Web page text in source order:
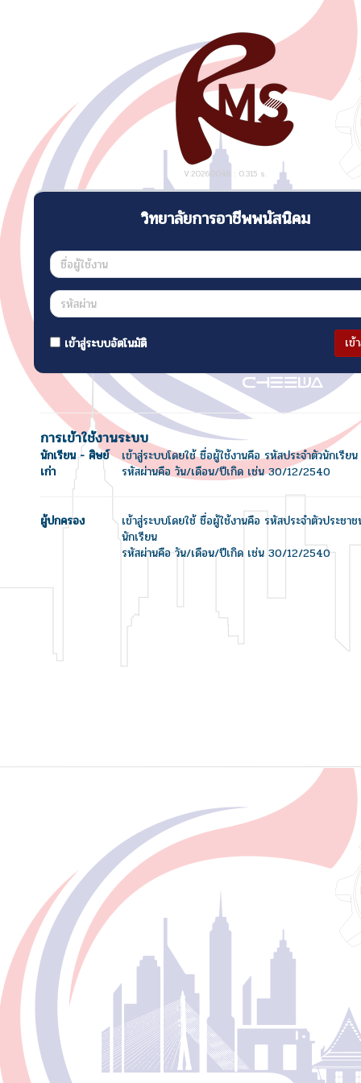
V:20260048 : 0.315 s.
วิทยาลัยการอาชีพพนัสนิคม
เข้าสู่ระบบอัตโนมัติ เข้
การเข้าใช้งานระบบ
นักเรียน - ศิษย์
เก่า
เข้าสู่ระบบโดยใช้ ชื่อผู้ใช้งานคือ รหัสประจำตัวนักเรียน
รหัสผ่านคือ วัน/เดือน/ปีเกิด เช่น 30/12/2540
ผู้ปกครอง
เข้าสู่ระบบโดยใช้ ชื่อผู้ใช้งานคือ รหัสประจำตัวประชา
นักเรียน
รหัสผ่านคือ วัน/เดือน/ปีเกิด เช่น 30/12/2540